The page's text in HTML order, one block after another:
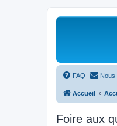
FAQ Nous
Accueil
Foire aux